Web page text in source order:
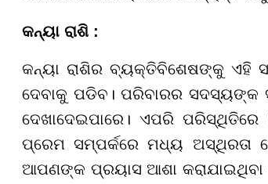
କନ୍ୟା ରାଶି :
କନ୍ୟା ରାଶିର ବ୍ୟକ୍ତିବିଶେଷଙ୍କୁ ଏହି
ଦେବାକୁ ପଡିବ। ପରିବାରର
ଦେଖାଦେଇପାରେ। ଏପରି
ପ୍ରେମ ସମ୍ପର୍କରେ ମଧ୍ୟ ଅସ୍ଥିରତା
ଆପଣଙ୍କ ପ୍ରୟାସ ଆଶା କରାଯାଇଥିବା